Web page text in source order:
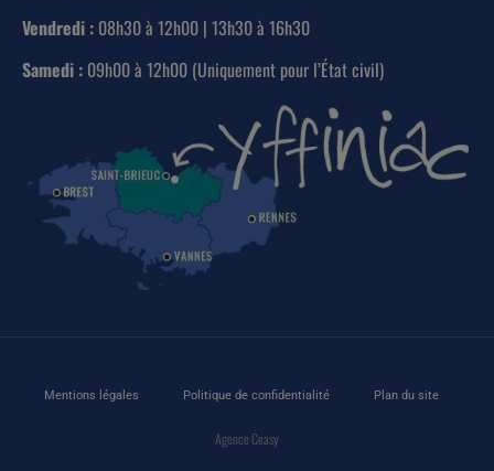
Vendredi : 08h30 à 12h00 | 13h30 à 16h30
Samedi : 09h00 à 12h00 (Uniquement pour l’État civil)
Mentions légales Politique de confidentialité Plan du site
Agence Ceasy